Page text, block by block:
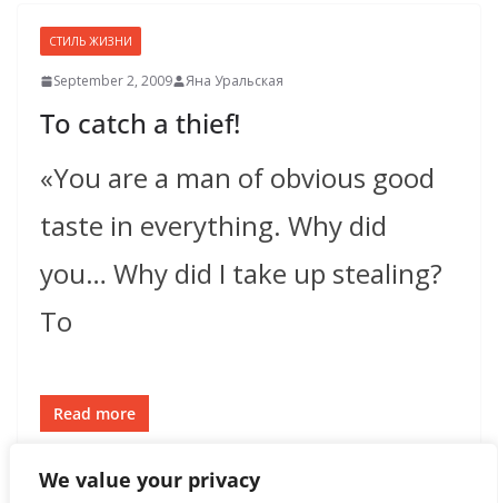
We value your privacy
СТИЛЬ ЖИЗНИ
September 2, 2009 Яна Уральская
To catch a thief!
«You are a man of obvious good
taste in everything. Why did
you… Why did I take up stealing?
To
Read more